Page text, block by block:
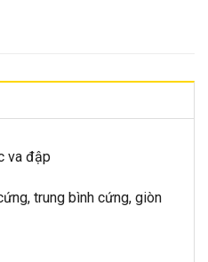
va đập
trung bình cứng, giòn